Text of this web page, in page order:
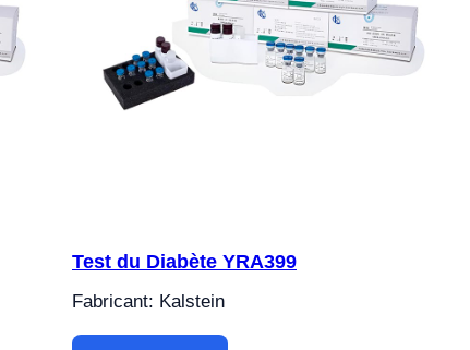
Test du Diabète YRA399
Fabricant: Kalstein